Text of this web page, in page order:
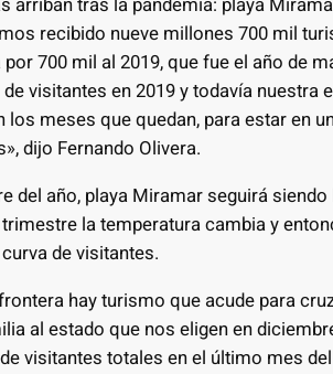
recibido nueve millones 700 mil
por 700 mil al 2019, que fue el año de
visitantes en 2019 y todavía
los meses que quedan, para estar en
dijo Fernando Olivera.
del año, playa Miramar seguirá
la temperatura cambia y
de visitantes.
hay turismo que acude para
al estado que nos eligen en
visitantes totales en el último mes